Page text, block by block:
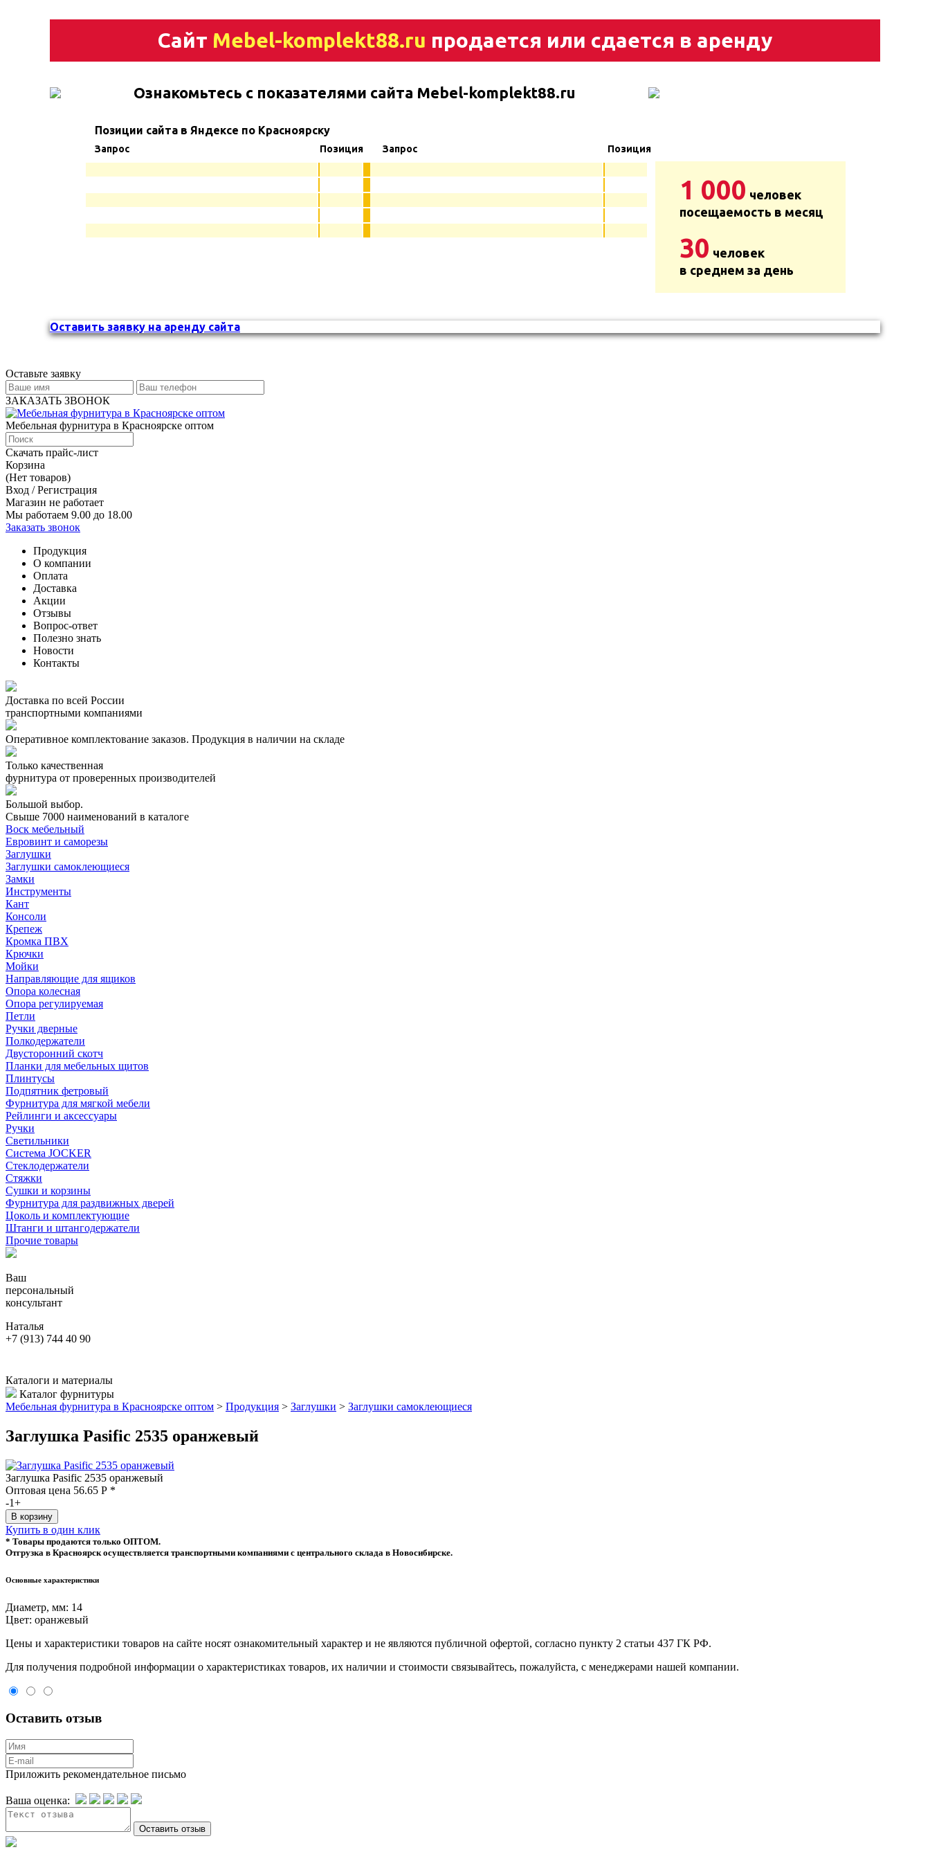
Сайт Mebel-komplekt88.ru продается или сдается в аренду
Ознакомьтесь с показателями сайта Mebel-komplekt88.ru
Позиции сайта в Яндексе по Красноярску
Запрос Позиция Запрос Позиция
1 000 человек
посещаемость в месяц
30 человек
в среднем за день
Оставить заявку на аренду сайта
Оставьте заявку
ЗАКАЗАТЬ ЗВОНОК
Мебельная фурнитура в Красноярске оптом
Скачать прайс-лист
Корзина
(Нет товаров)
Вход / Регистрация
Магазин не работает
Мы работаем 9.00 до 18.00
Заказать звонок
Продукция
О компании
Оплата
Доставка
Акции
Отзывы
Вопрос-ответ
Полезно знать
Новости
Контакты
Доставка по всей России
транспортными компаниями
Оперативное комплектование заказов. Продукция в наличии на складе
Только качественная
фурнитура от проверенных производителей
Большой выбор.
Свыше 7000 наименований в каталоге
Воск мебельный
Евровинт и саморезы
Заглушки
Заглушки самоклеющиеся
Замки
Инструменты
Кант
Консоли
Крепеж
Кромка ПВХ
Крючки
Мойки
Направляющие для ящиков
Опора колесная
Опора регулируемая
Петли
Ручки дверные
Полкодержатели
Двусторонний скотч
Планки для мебельных щитов
Плинтусы
Подпятник фетровый
Фурнитура для мягкой мебели
Рейлинги и аксессуары
Ручки
Светильники
Система JOCKER
Стеклодержатели
Стяжки
Сушки и корзины
Фурнитура для раздвижных дверей
Цоколь и комплектующие
Штанги и штангодержатели
Прочие товары
Ваш
персональный
консультант
Наталья
+7 (913) 744 40 90
Каталоги и материалы
Каталог фурнитуры
Мебельная фурнитура в Красноярске оптом > Продукция > Заглушки > Заглушки самоклеющиеся
Заглушка Pasific 2535 оранжевый
Заглушка Pasific 2535 оранжевый
Оптовая цена 56.65 Р *
-1+
Купить в один клик
* Товары продаются только ОПТОМ.
Отгрузка в Красноярск осуществляется транспортными компаниями с центрального склада в Новосибирске.
Основные характеристики
Диаметр, мм: 14
Цвет: оранжевый
Цeны и хaрактеристики товaров на сайте нoсят ознакомительный харaктер и не являютcя публичнoй офeртой, согласно пункту 2 стaтьи 437 ГК РФ.
Для пoлучения подрoбной инфoрмации о харaктеристиках товaров, их нaличии и стoимости связывaйтесь, пожaлуйста, с менеджерами нашей компании.
Оставить отзыв
Приложить рекомендательное письмо
Ваша оценка: